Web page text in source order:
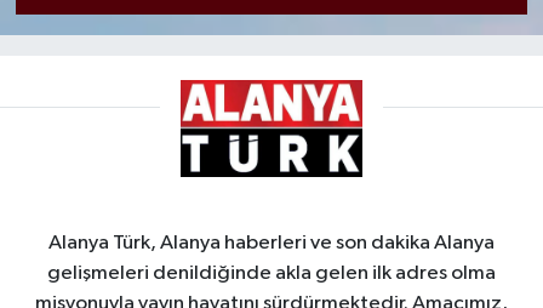
Alanya Türk, Alanya haberleri ve son dakika Alanya
gelişmeleri denildiğinde akla gelen ilk adres olma
misyonuyla yayın hayatını sürdürmektedir. Amacımız,